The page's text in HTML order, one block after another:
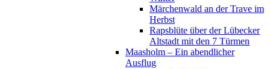
Märchenwald an der Trave im
Herbst
Rapsblüte über der Lübecker
Altstadt mit den 7 Türmen
Maasholm – Ein abendlicher
Ausflug